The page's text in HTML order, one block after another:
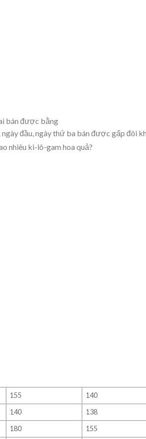
bán được bằng
đầu, ngày thứ ba bán được gấp đôi
nhiêu ki-lô-gam hoa quả?
155
140
140
138
180 155